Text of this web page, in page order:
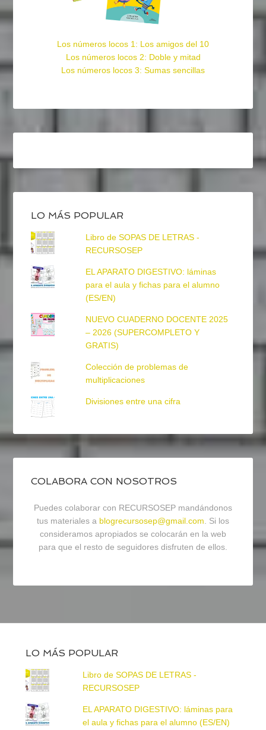
Los números locos 1: Los amigos del 10
Los números locos 2: Doble y mitad
Los números locos 3: Sumas sencillas
LO MÁS POPULAR
Libro de SOPAS DE LETRAS -
RECURSOSEP
EL APARATO DIGESTIVO: láminas
para el aula y fichas para el alumno
(ES/EN)
NUEVO CUADERNO DOCENTE 2025
– 2026 (SUPERCOMPLETO Y
GRATIS)
Colección de problemas de
multiplicaciones
Divisiones entre una cifra
COLABORA CON NOSOTROS
Puedes colaborar con RECURSOSEP mandándonos
tus materiales a blogrecursosep@gmail.com. Si los
consideramos apropiados se colocarán en la web
para que el resto de seguidores disfruten de ellos.
LO MÁS POPULAR
Libro de SOPAS DE LETRAS -
RECURSOSEP
EL APARATO DIGESTIVO: láminas para
el aula y fichas para el alumno (ES/EN)